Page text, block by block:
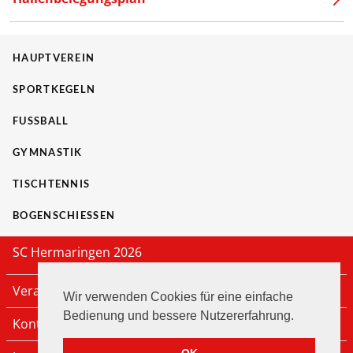
Wir verwenden Cookies für eine einfache
Bedienung und bessere Nutzererfahrung.
HAUPTVEREIN
SPORTKEGELN
FUSSBALL
GYMNASTIK
TISCHTENNIS
BOGENSCHIESSEN
SC Hermaringen 2026
Veranstaltungen
Kontakt